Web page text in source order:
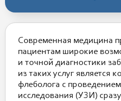
Современная медицина
пациентам широкие
и точной диагностики
из таких услуг является
флеболога с
исследования (УЗИ)